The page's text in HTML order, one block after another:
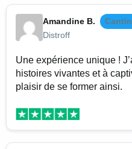
Amandine B.
Distroff
Une expérience unique !
histoires vivantes et à
plaisir de se former ainsi.